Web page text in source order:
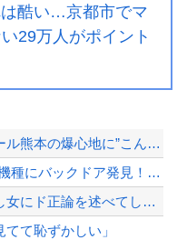
は酷い…京都市でマ
29万人がポイント
【速報】専門家「イオンモール熊本の爆心地に”こんなもの”があったんだけど…」
【衝撃】 中国製ルーター20機種にバックドア発見！ ネットに繋ぐだけで35秒ごと...
結婚相談所職員さん、子なし女にド正論を述べてしまう…
て恥ずかしい」